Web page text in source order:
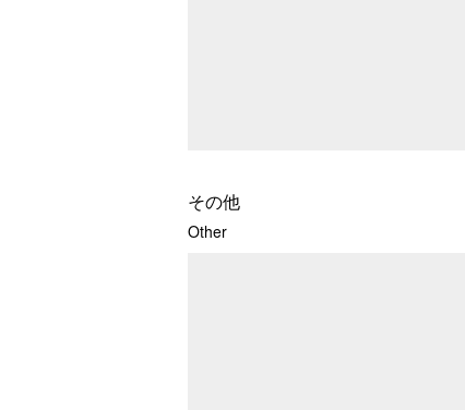
その他
Other